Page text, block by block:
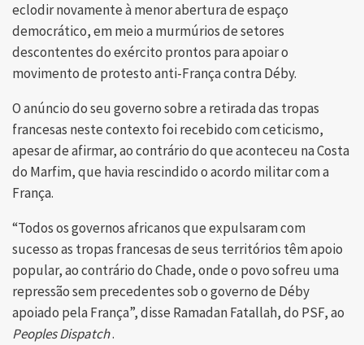
eclodir novamente à menor abertura de espaço
democrático, em meio a murmúrios de setores
descontentes do exército prontos para apoiar o
movimento de protesto anti-França contra Déby.
O anúncio do seu governo sobre a retirada das tropas
francesas neste contexto foi recebido com ceticismo,
apesar de afirmar, ao contrário do que aconteceu na Costa
do Marfim, que havia rescindido o acordo militar com a
França.
“Todos os governos africanos que expulsaram com
sucesso as tropas francesas de seus territórios têm apoio
popular, ao contrário do Chade, onde o povo sofreu uma
repressão sem precedentes sob o governo de Déby
apoiado pela França”, disse Ramadan Fatallah, do PSF, ao
Peoples Dispatch.